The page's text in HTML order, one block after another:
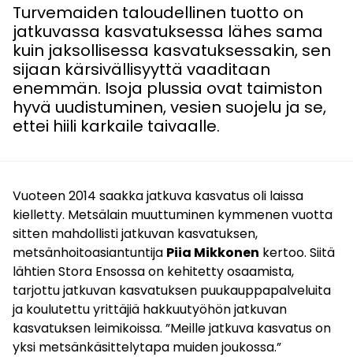
Turvemaiden taloudellinen tuotto on
jatkuvassa kasvatuksessa lähes sama
kuin jaksollisessa kasvatuksessakin, sen
sijaan kärsivällisyyttä vaaditaan
enemmän. Isoja plussia ovat taimiston
hyvä uudistuminen, vesien suojelu ja se,
ettei hiili karkaile taivaalle.
Vuoteen 2014 saakka jatkuva kasvatus oli laissa
kielletty. Metsälain muuttuminen kymmenen vuotta
sitten mahdollisti jatkuvan kasvatuksen,
metsänhoitoasiantuntija Piia Mikkonen kertoo. Siitä
lähtien Stora Ensossa on kehitetty osaamista,
tarjottu jatkuvan kasvatuksen puukauppapalveluita
ja koulutettu yrittäjiä hakkuutyöhön jatkuvan
kasvatuksen leimikoissa. ”Meille jatkuva kasvatus on
yksi metsänkäsittelytapa muiden joukossa.”